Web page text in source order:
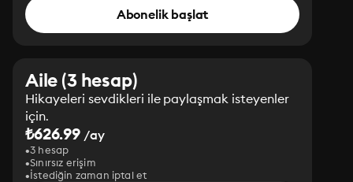
Abonelik başlat
Aile (3 hesap)
Hikayeleri sevdikleri ile paylaşmak isteyenler
için.
₺626.99 /ay
3 hesap
Sınırsız erişim
İstediğin zaman iptal et